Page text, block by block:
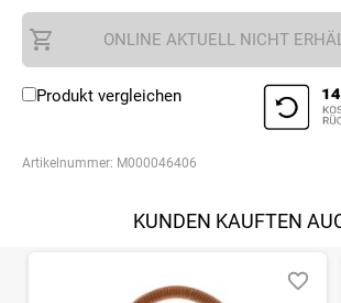
ONLINE AKTUELL NICHT
Produkt vergleichen
Artikelnummer: M000046406
KUNDEN KAUFTEN